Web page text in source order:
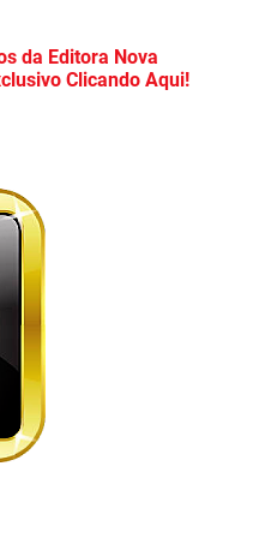
Goiás 2026
Download Grátis
SP 2026 PDF
da Editora Nova
Clicando Aqui!